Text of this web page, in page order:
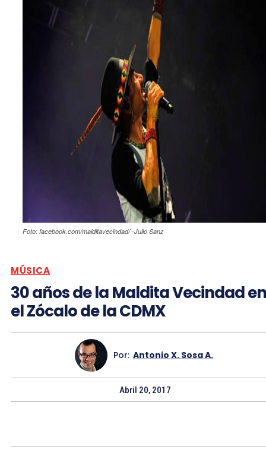
Foto: facebook.com/malditavecindad/ -Julio Sanz
MÚSICA
30 años de la Maldita Vecindad en
el Zócalo de la CDMX
Por: Antonio X. Sosa A.
Abril 20, 2017